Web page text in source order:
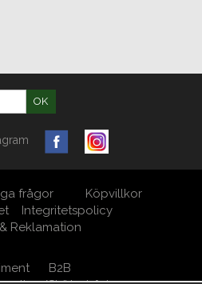
OK
frågor
Köpvillkor
Integritetspolicy
Reklamation
B2B